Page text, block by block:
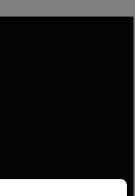
from the